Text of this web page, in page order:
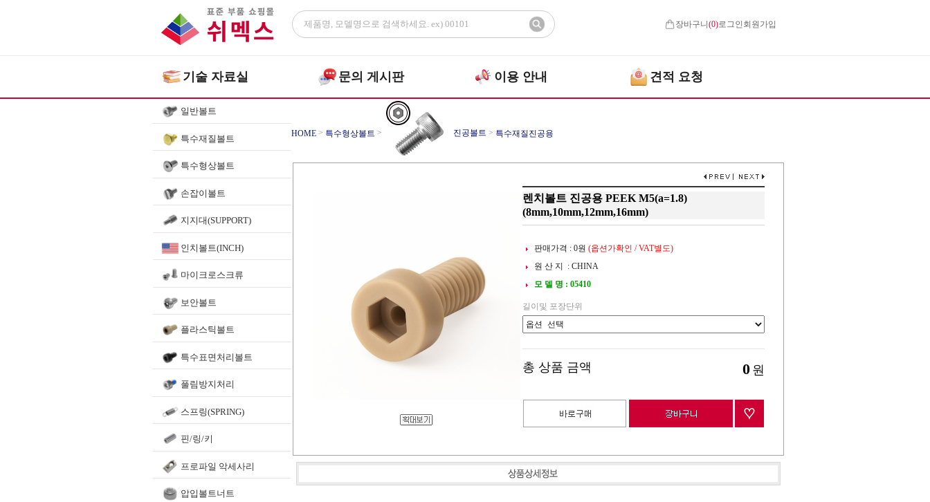
장바구니(0)로그인 회원가입
기술 자료실 문의 게시판 이용 안내 견적 요청
일반볼트
특수재질볼트
특수형상볼트
손잡이볼트
지지대(SUPPORT)
인치볼트(INCH)
마이크로스크류
보안볼트
플라스틱볼트
특수표면처리볼트
풀림방지처리
스프링(SPRING)
핀/링/키
프로파일 악세사리
압입볼트너트
HOME > 특수형상볼트 > 진공볼트 > 특수재질진공용
렌치볼트 진공용 PEEK M5(a=1.8)
(8mm,10mm,12mm,16mm)
판매가격 : 0원 (옵션가확인 / VAT별도)
원 산 지 : CHINA
모 델 명 : 05410
길이및 포장단위
총 상품 금액 0 원